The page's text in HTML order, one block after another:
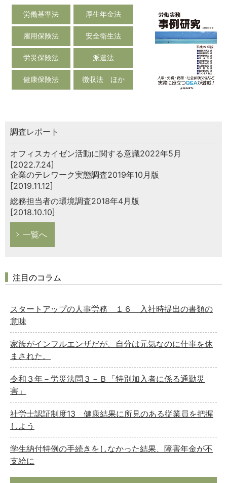
労働基準法 厚生年金法
雇用保険法 安全衛生法
労災保険法 派遣法
健康保険法 徴収法 ほか
調査レポート
オフィスカイゼン活動に関する意識2022年5月
[2022.7.24]
企業のテレワーク実態調査2019年10月版
[2019.11.12]
総務担当者の環境調査2018年4月版
[2018.10.10]
一覧へ
注目のコラム
スタートアップの人事労務 １６ 入社時提出の書類の
意味
家族がインフルエンザだが、自分は元気なのに仕事を休
まされた。
令和３年－労災法問３－Ｂ「特別加入者に係る通勤災
害」
社労士認証制度13 健康結果に所見のある従業員を把握
しよう
学生納付特例の手続きをしなかった結果、障害年金が不
支給に